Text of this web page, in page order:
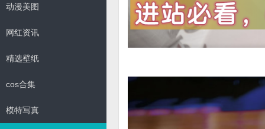
动漫美图
网红资讯
精选壁纸
cos合集
模特写真